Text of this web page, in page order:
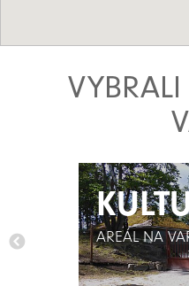
AREÁL NA
AREÁL NA